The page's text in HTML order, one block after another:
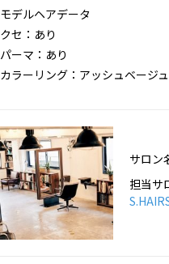
モデルヘアデータ
クセ：あり
パーマ：あり
カラーリング：アッシュベージュ
サロン
担当サ